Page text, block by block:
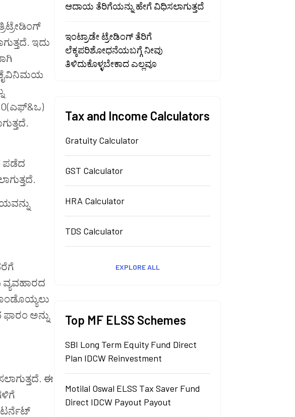
ಇದು
ಕೈವಿನಿಮಯ
ಪಡೆದ
ಅನ್ನು
ಈ
ಆದಾಯ ತೆರಿಗೆಯನ್ನು ಹೇಗೆ ವಿಧಿಸಲಾಗುತ್ತದೆ
ಇಂಟ್ರಾಡೇ ಟ್ರೇಡಿಂಗ್ ತೆರಿಗೆ
ಲೆಕ್ಕಪರಿಶೋಧನೆಯಬಗ್ಗೆ ನೀವು
ತಿಳಿದುಕೊಳ್ಳಬೇಕಾದ ಎಲ್ಲವೂ
Tax and Income Calculators
Gratuity Calculator
GST Calculator
HRA Calculator
TDS Calculator
EXPLORE ALL
Top MF ELSS Schemes
SBI Long Term Equity Fund Direct
Plan IDCW Reinvestment
Motilal Oswal ELSS Tax Saver Fund
Direct IDCW Payout Payout